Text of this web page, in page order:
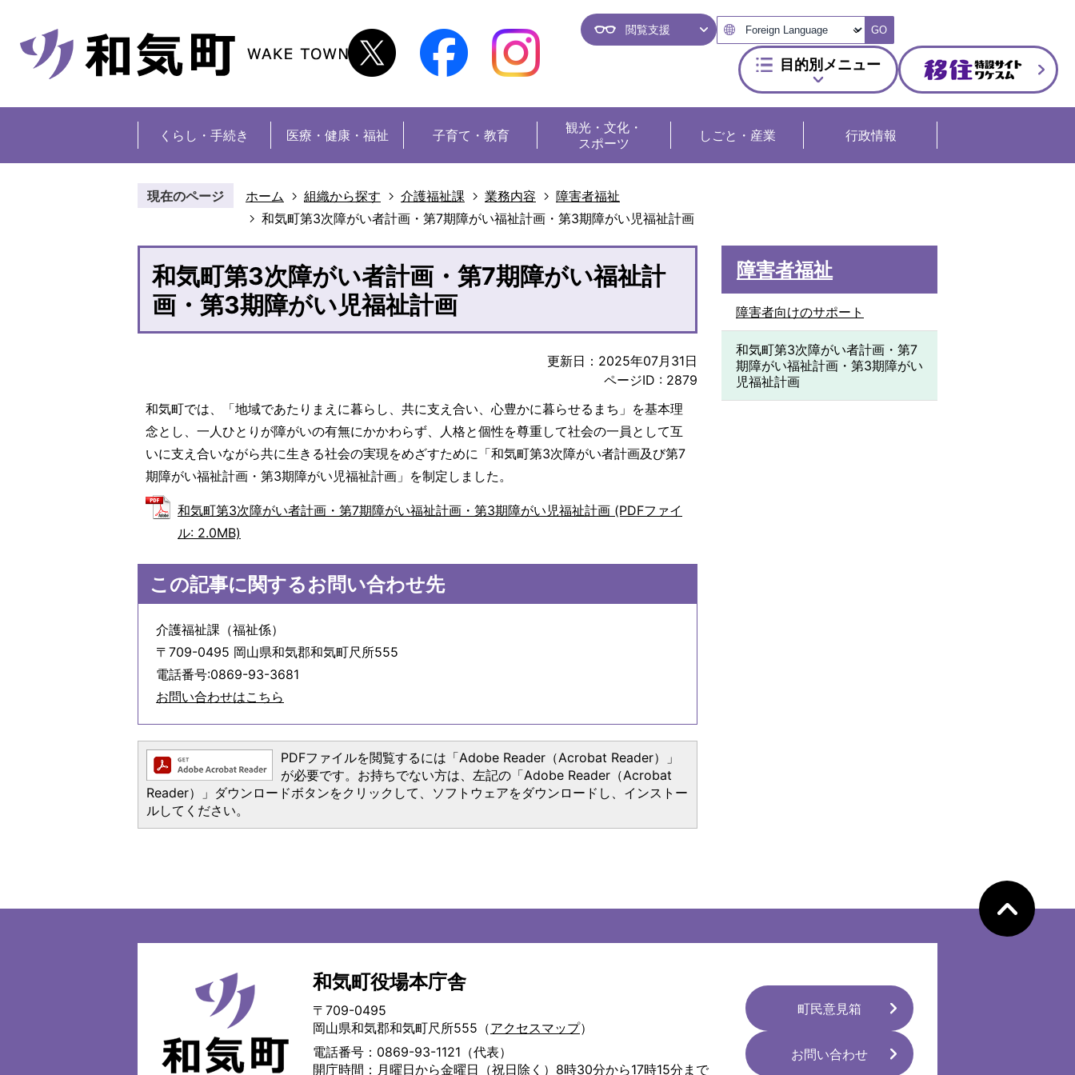
閲覧支援 GO
目的別メニュー
くらし・手続き 医療・健康・福祉 子育て・教育 観光・文化・
スポーツ
しごと・産業 行政情報
現在のページ ホーム 組織から探す 介護福祉課 業務内容
障害者福祉
和気町第3次障がい者計画・第7期障がい福祉計画・第3期障がい児福祉計画
和気町第3次障がい者計画・第7期障がい福祉計
画・第3期障がい児福祉計画
更新日：2025年07月31日
ページID : 2879
和気町では、「地域であたりまえに暮らし、共に支え合い、心豊かに暮らせるまち」を基本理
念とし、一人ひとりが障がいの有無にかかわらず、人格と個性を尊重して社会の一員として互
いに支え合いながら共に生きる社会の実現をめざすために「和気町第3次障がい者計画及び第7
期障がい福祉計画・第3期障がい児福祉計画」を制定しました。
和気町第3次障がい者計画・第7期障がい福祉計画・第3期障がい児福祉計画 (PDFファイ
ル: 2.0MB)
この記事に関するお問い合わせ先
介護福祉課（福祉係）
〒709-0495 岡山県和気郡和気町尺所555
電話番号:0869-93-3681
お問い合わせはこちら
PDFファイルを閲覧するには「Adobe Reader（Acrobat Reader）」
が必要です。お持ちでない方は、左記の「Adobe Reader（Acrobat
Reader）」ダウンロードボタンをクリックして、ソフトウェアをダウンロードし、インストー
ルしてください。
障害者福祉
障害者向けのサポート
和気町第3次障がい者計画・第7
期障がい福祉計画・第3期障がい
児福祉計画
ペ
ー
ジ
WAKE
TOWN
和気町役場本庁舎
〒709-0495
岡山県和気郡和気町尺所555（アクセスマップ）
電話番号：0869-93-1121（代表）
開庁時間：月曜日から金曜日（祝日除く）8時30分から17時15分まで
町民意見箱
お問い合わせ